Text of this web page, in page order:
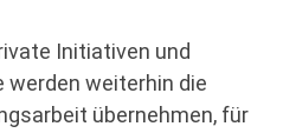
Initiativen und
werden weiterhin die
übernehmen, für